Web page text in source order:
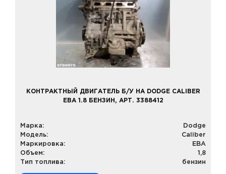
КОНТРАКТНЫЙ ДВИГАТЕЛЬ Б/У НА DODGE CALIBER
EBA 1.8 БЕНЗИН, АРТ. 3388412
Марка:
Dodge
Модель:
Caliber
Маркировка:
EBA
Объем:
1,8
Тип топлива:
бензин